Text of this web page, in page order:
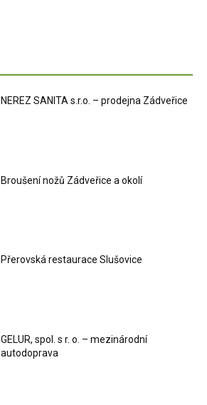
NEREZ SANITA s.r.o. – prodejna Zádveřice
Broušení nožů Zádveřice a okolí
Přerovská restaurace Slušovice
GELUR, spol. s r. o. – mezinárodní
autodoprava